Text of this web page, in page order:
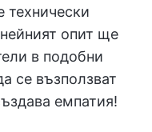
технически
опит ще
в подобни
се възползват
емпатия!